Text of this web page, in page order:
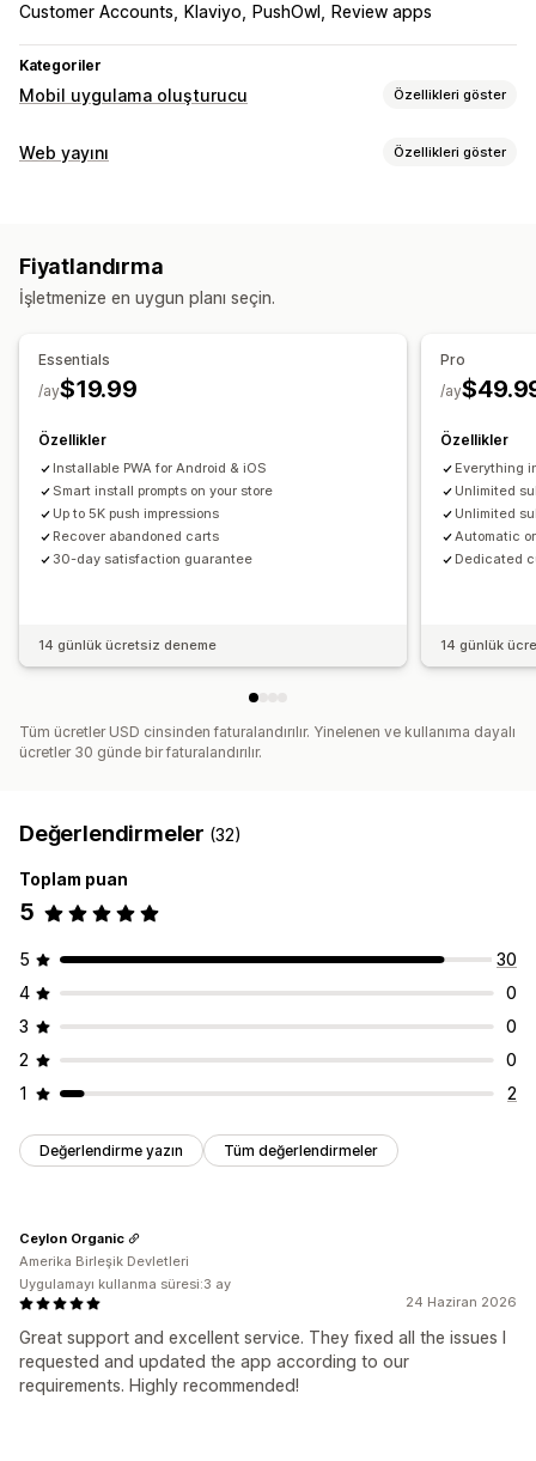
Customer Accounts
Klaviyo PushOwl Review apps
Kategoriler
Mobil uygulama oluşturucu Özellikleri göster
Özelleştirme
Çoklu para birimi
Gerçek zamanlı senkronizasyon
Anlık bildirimler
Yarım bırakılmış sepet
Özel bildirimler
Web yayını Özellikleri göster
Ürün duyuruları Promosyonlar
Hoş geldiniz mesajları
Abone listesi
Fiyatlandırma
İşletmenize en uygun planı seçin.
Essentials
$19.99
/ay
Özellikler
Installable PWA for Android & iOS
Smart install prompts on your store
Up to 5K push impressions
Recover abandoned carts
30-day satisfaction guarantee
14 günlük ücretsiz deneme
Pro
/ay
Özellikler
Everything
Unlimited
Unlimited
Automatic
Dedicated
14 günlük
Tüm ücretler USD cinsinden faturalandırılır. Yinelenen ve kullanıma dayalı
ücretler 30 günde bir faturalandırılır.
Değerlendirmeler (32)
Toplam puan
5
5
30
4
0
3
0
2
0
1
2
Değerlendirme yazın Tüm değerlendirmeler
24 Haziran 2026
Great support and excellent service. They fixed all the issues I
requested and updated the app according to our
requirements. Highly recommended!
Ceylon Organic
Amerika Birleşik Devletleri
Uygulamayı kullanma süresi:3 ay